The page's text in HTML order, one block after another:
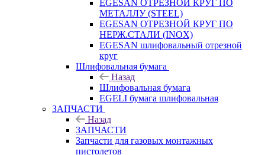
EGESAN ОТРЕЗНОЙ КРУГ ПО
МЕТАЛЛУ (STEEL)
EGESAN ОТРЕЗНОЙ КРУГ ПО
НЕРЖ.СТАЛИ (INOX)
EGESAN шлифовальный отрезной
круг
Шлифовальная бумага
Назад
Шлифовальная бумага
EGELI бумага шлифовальная
ЗАПЧАСТИ
Назад
ЗАПЧАСТИ
Запчасти для газовых монтажных
пистолетов